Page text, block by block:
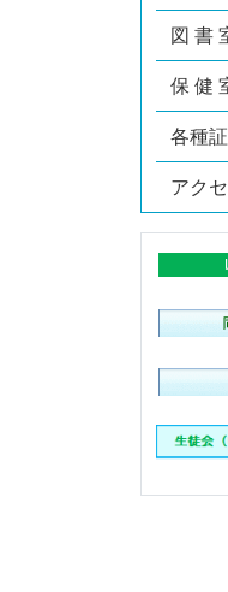
図 書
保 健
各種
アク